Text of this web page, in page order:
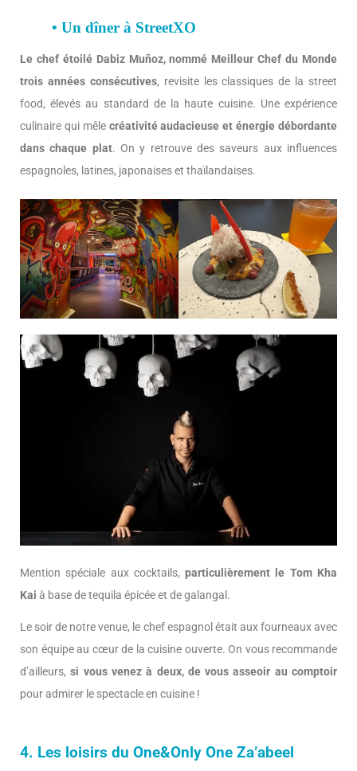
• Un dîner à StreetXO
Le chef étoilé Dabiz Muñoz, nommé Meilleur Chef du Monde
trois années consécutives, revisite les classiques de la street
food, élevés au standard de la haute cuisine. Une expérience
culinaire qui mêle créativité audacieuse et énergie débordante
dans chaque plat. On y retrouve des saveurs aux influences
espagnoles, latines, japonaises et thaïlandaises.
Mention spéciale aux cocktails,particulièrement le Tom Kha
Kai à base de tequila épicée et de galangal.
Le soir de notre venue, le chef espagnol était aux fourneaux avec
son équipe au cœur de la cuisine ouverte. On vous recommande
d’ailleurs,si vous venez à deux, de vous asseoir au comptoir
pour admirer le spectacle en cuisine !
4. Les loisirs du One&Only One Za’abeel